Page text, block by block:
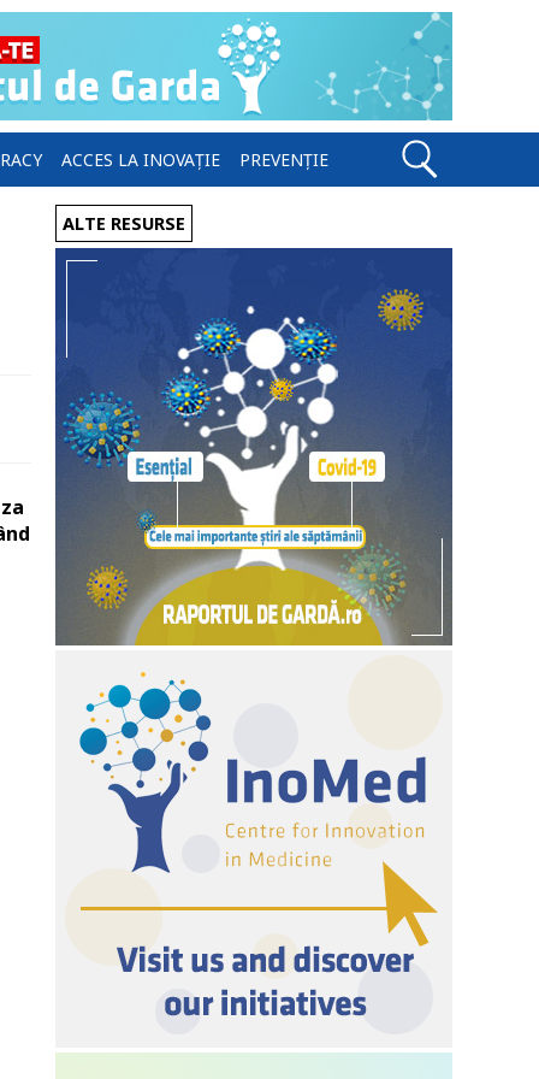
ACCES LA INOVAȚIE PREVENȚIE
ALTE RESURSE